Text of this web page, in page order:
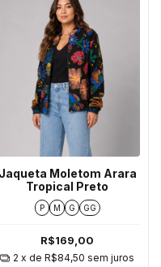
Jaqueta Moletom Arara
Tropical Preto
P M G GG
R$169,00
2 x deR$84,50 sem juros